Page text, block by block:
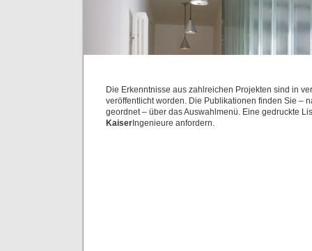
Die Erkenntnisse aus zahlreichen Projekten sind in
veröffentlicht worden. Die Publikationen finden Sie –
geordnet – über das Auswahlmenü. Eine gedruckte
KaiserIngenieure anfordern.